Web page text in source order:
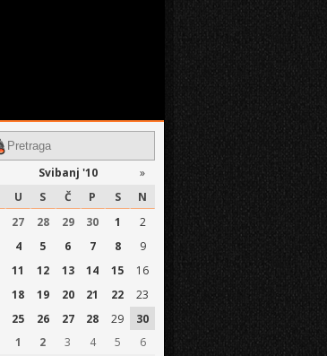
Svibanj '10
»
U S Č P S
N
27 28 29 30 1
2
4 5 6 7 8
9
11 12 13 14 15
16
18 19 20 21 22
23
25 26 27 28 29
30
1 2 3 4 5 6